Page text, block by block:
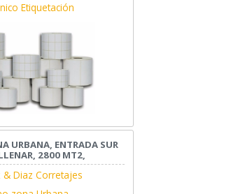
Etiquetación
URBANA, ENTRADA SUR
2800 MT2,
& Diaz Corretajes